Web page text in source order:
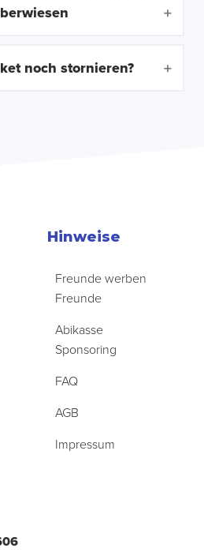
noch stornieren?
Hinweise
Freunde werben
Freunde
Abikasse
Sponsoring
FAQ
AGB
Impressum